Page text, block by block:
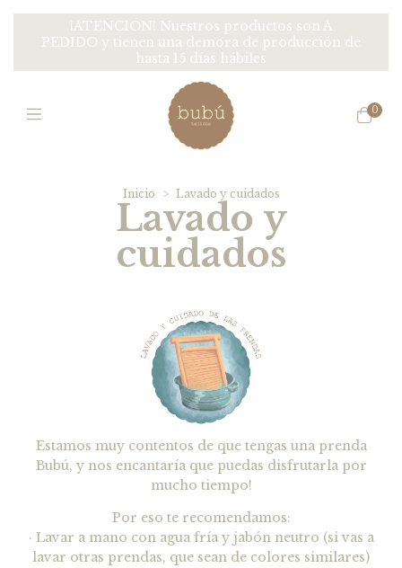
¡ATENCIÓN! Nuestros productos son A
PEDIDO y tienen una demora de producción de
hasta 15 días hábiles
0
Inicio > Lavado y cuidados
Lavado y
cuidados
Estamos muy contentos de que tengas una prenda
Bubú, y nos encantaría que puedas disfrutarla por
mucho tiempo!
Por eso te recomendamos:
· Lavar a mano con agua fría y jabón neutro (si vas a
lavar otras prendas, que sean de colores similares)